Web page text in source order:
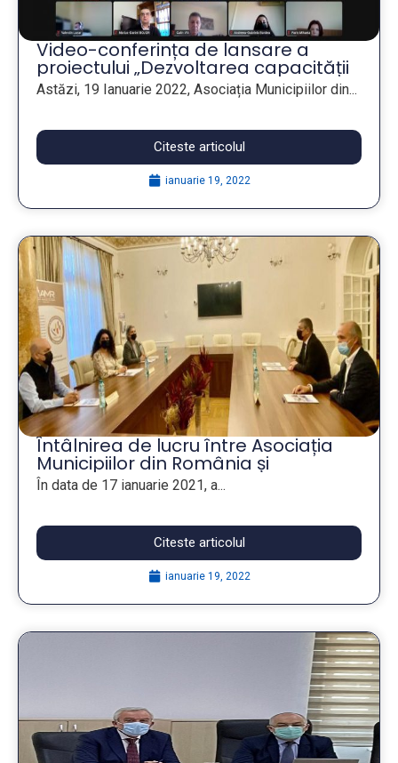
Video-conferința de lansare a
proiectului „Dezvoltarea capacității
administrative în domeniul
guvernării publice – o abordare
României”
Astăzi, 19 Ianuarie 2022, Asociația Municipiilor din...
Citeste articolul
ianuarie 19, 2022
Întâlnirea de lucru între Asociația
Municipiilor din România și
Reprezentanța Comisiei Europene
În data de 17 ianuarie 2021, a...
Citeste articolul
ianuarie 19, 2022